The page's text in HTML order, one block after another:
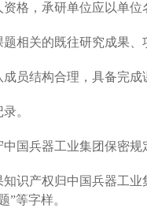
格，承研单位应以单
相关的既往研究成果
员结构合理，具备完
。
国兵器工业集团保密
识产权归中国兵器工
”等字样。